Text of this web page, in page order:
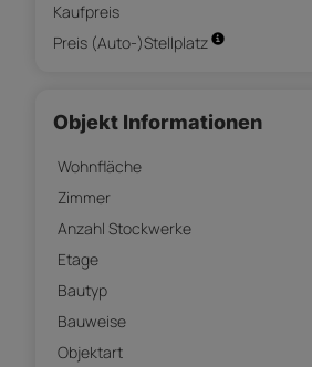
Kaufpreis
Preis (Auto-)Stellplatz
Objekt Informationen
Wohnfläche
Zimmer
Anzahl Stockwerke
Etage
Bautyp
Bauweise
Objektart